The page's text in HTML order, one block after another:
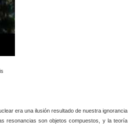
era una ilusión resultado de nuestra ignorancia
resonancias son objetos compuestos, y la teoría